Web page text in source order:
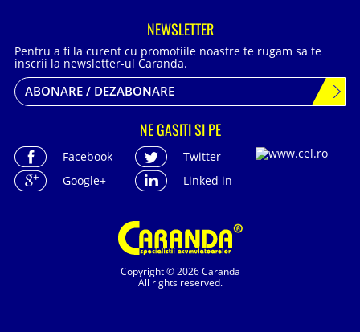
Copyright © 2026 Caranda
All rights reserved.
NEWSLETTER
Pentru a fi la curent cu promotiile noastre te rugam sa te
inscrii la newsletter-ul Caranda.
ABONARE / DEZABONARE
NE GASITI SI PE
Facebook
Twitter
Google+
Linked in